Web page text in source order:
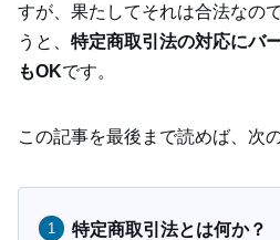
すが、果たしてそれは合法なの
うと、 特定商取引法の対応にバ
もOKです。
この記事を最後まで読めば、次
特定商取引法とは何か？